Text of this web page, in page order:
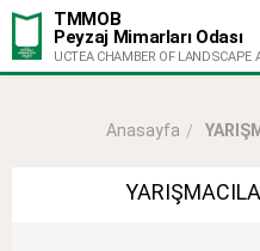
TMMOB
Peyzaj Mimarları Odası
UCTEA CHAMBER OF LANDSCAPE
Anasayfa